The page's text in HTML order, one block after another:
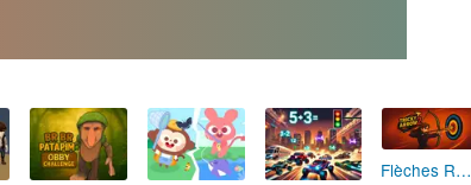
Flèches Rusées 2 : Visez Juste et Défiez la Rotation!